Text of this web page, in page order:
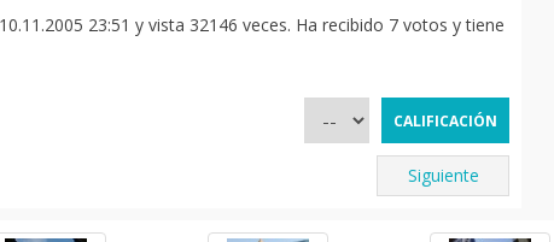
23:51 y vista 32146 veces. Ha recibido 7 votos y tiene
Siguiente